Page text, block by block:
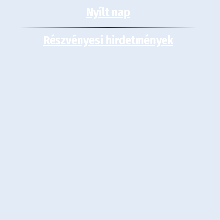
Nyílt nap
Részvényesi hirdetmények